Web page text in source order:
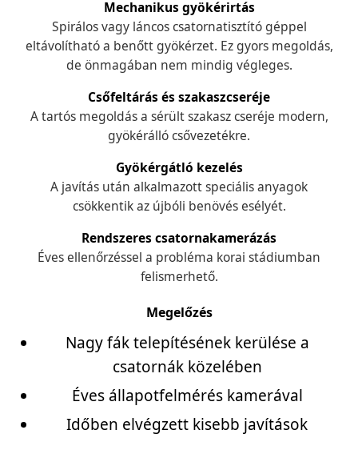
Mechanikus gyökérirtás
Spirálos vagy láncos csatornatisztító géppel
eltávolítható a benőtt gyökérzet. Ez gyors megoldás,
de önmagában nem mindig végleges.
Csőfeltárás és szakaszcseréje
A tartós megoldás a sérült szakasz cseréje modern,
gyökérálló csővezetékre.
Gyökérgátló kezelés
A javítás után alkalmazott speciális anyagok
csökkentik az újbóli benövés esélyét.
Rendszeres csatornakamerázás
Éves ellenőrzéssel a probléma korai stádiumban
felismerhető.
Megelőzés
Nagy fák telepítésének kerülése a
csatornák közelében
Éves állapotfelmérés kamerával
Időben elvégzett kisebb javítások